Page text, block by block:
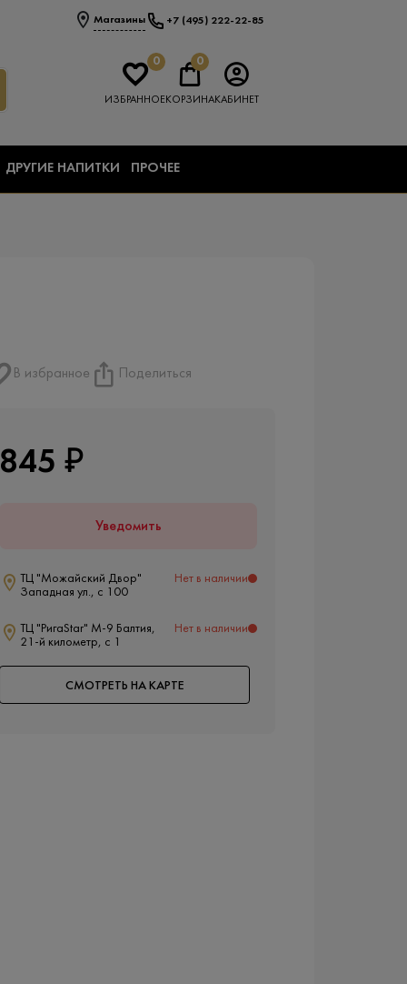
Магазины +7 (495) 222-22-85
0
ИЗБРАННОЕ
0
КОРЗИНАКАБИНЕТ
ДРУГИЕ НАПИТКИ ПРОЧЕЕ
В избранное Поделиться
845 ₽
Уведомить
ТЦ "Можайский Двор"
Западная ул., с 100
Нет в наличии
ТЦ "РигаStar" М-9 Балтия,
21-й километр, с 1
Нет в наличии
СМОТРЕТЬ НА КАРТЕ